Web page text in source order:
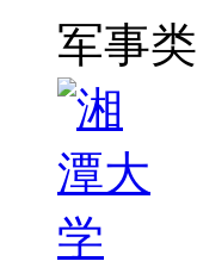
军事类